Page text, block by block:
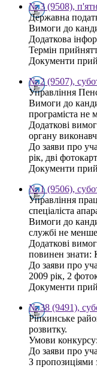
№ 3 (9508),
Державна
Вимоги до
Додаткова
Термін
Документи
№ 2 (9507),
Управління
Вимоги до
програміста не
Додаткові
органу
До заяви про
рік, дві
Документи
№ 1 (9506),
Управління
спеціаліста
Вимоги до
службі не
Додаткові
повинен знати:
До заяви про
2009 рік, 2
Документи
№ 38 (9491),
Ріпкинське
розвитку.
Умови
До заяви про
З пропозиціями